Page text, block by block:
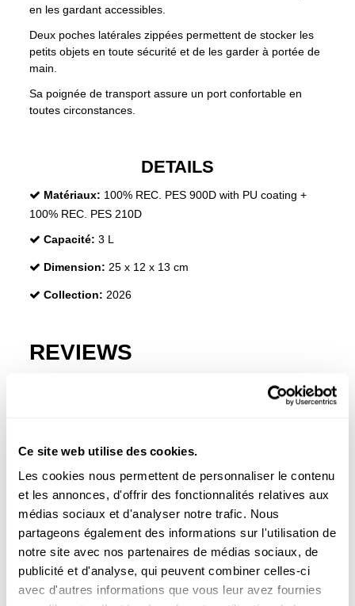
Ce site web utilise des cookies.
Les cookies nous permettent de personnaliser le contenu
et les annonces, d'offrir des fonctionnalités relatives aux
médias sociaux et d'analyser notre trafic. Nous
partageons également des informations sur l'utilisation de
notre site avec nos partenaires de médias sociaux, de
publicité et d'analyse, qui peuvent combiner celles-ci
avec d'autres informations que vous leur avez fournies
en les gardant accessibles.
Deux poches latérales zippées permettent de stocker les
petits objets en toute sécurité et de les garder à portée de
main.
Sa poignée de transport assure un port confortable en
toutes circonstances.
DETAILS
Matériaux: 100% REC. PES 900D with PU coating +
100% REC. PES 210D
Capacité: 3 L
Dimension: 25 x 12 x 13 cm
Collection: 2026
REVIEWS
Les clients qui ont acheté ce produit ont également